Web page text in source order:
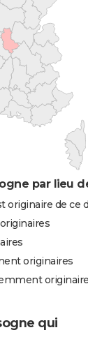
par lieu de
originaire de ce
originaires
originaires
qui